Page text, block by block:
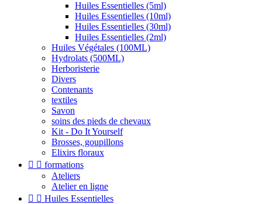
Huiles Essentielles (5ml)
Huiles Essentielles (10ml)
Huiles Essentielles (30ml)
Huiles Essentielles (2ml)
Huiles Végétales (100ML)
Hydrolats (500ML)
Herboristerie
Divers
Contenants
textiles
Savon
soins des pieds de chevaux
Kit - Do It Yourself
Brosses, goupillons
Elixirs floraux
  formations
Ateliers
Atelier en ligne
  Huiles Essentielles